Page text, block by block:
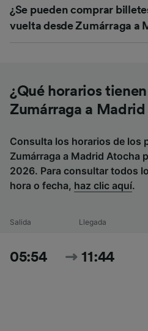
¿Se pueden comprar
vuelta desde Zumárraga a
¿Qué horarios
Zumárraga a
Consulta los horarios de los
Zumárraga a Madrid Atocha
2026. Para consultar todos
hora o fecha, haz clic aquí.
Salida Llegada
05:54 11:44